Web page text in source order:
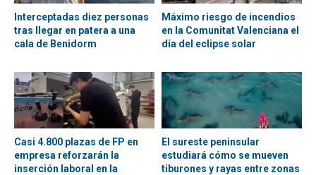
Interceptadas diez personas
tras llegar en patera a una
cala de Benidorm
Máximo riesgo de incendios
en la Comunitat Valenciana el
día del eclipse solar
Casi 4.800 plazas de FP en
empresa reforzarán la
inserción laboral en la
El sureste peninsular
estudiará cómo se mueven
tiburones y rayas entre zonas